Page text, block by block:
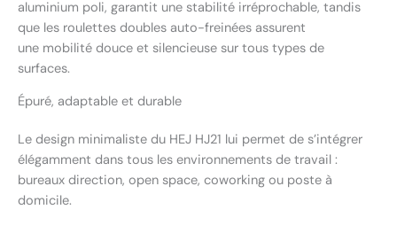
aluminium poli, garantit une stabilité irréprochable, tandis
que les roulettes doubles auto-freinées assurent
une mobilité douce et silencieuse sur tous types de
surfaces.
Épuré, adaptable et durable
Le design minimaliste du HEJ HJ21 lui permet de s’intégrer
élégamment dans tous les environnements de travail :
bureaux direction, open space, coworking ou poste à
domicile.